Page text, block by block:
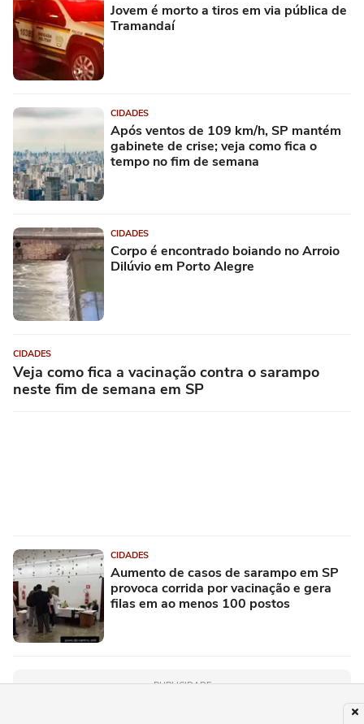
Jovem é morto a tiros em via pública de
Tramandaí
CIDADES
Após ventos de 109 km/h, SP mantém
gabinete de crise; veja como fica o
tempo no fim de semana
CIDADES
Corpo é encontrado boiando no Arroio
Dilúvio em Porto Alegre
CIDADES
Veja como fica a vacinação contra o sarampo
neste fim de semana em SP
CIDADES
Aumento de casos de sarampo em SP
provoca corrida por vacinação e gera
filas em ao menos 100 postos
PUBLICIDADE